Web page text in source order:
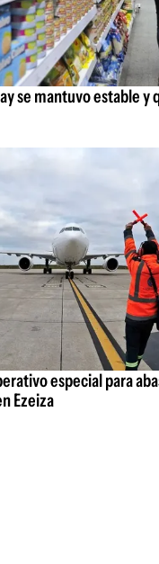
se mantuvo estable y
especial para
Ezeiza